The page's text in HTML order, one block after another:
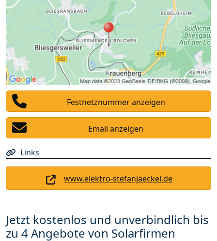
Festnetznummer anzeigen
Email anzeigen
Links
www.elektro-stefanjaeckel.de
Jetzt kostenlos und unverbindlich bis
zu 4 Angebote von Solarfirmen